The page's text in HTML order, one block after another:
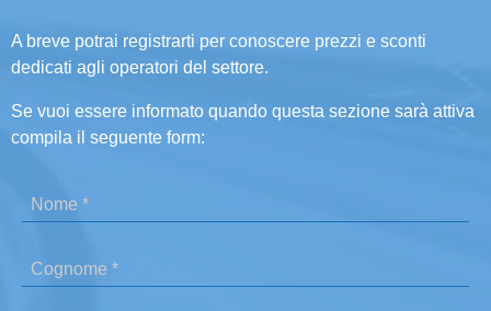
A breve potrai registrarti per conoscere prezzi e sconti
dedicati agli operatori del settore.
Se vuoi essere informato quando questa sezione sarà attiva
compila il seguente form: